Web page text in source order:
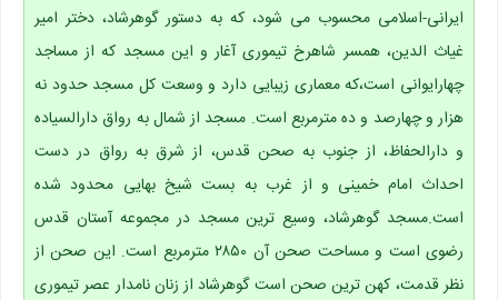
ایرانی-اسلامی محسوب می شود، که به دستور گوهرشاد، دختر امیر
غیاث الدین، همسر شاهرخ تیموری آغار و این مسجد که از مساجد
چهارایوانی است،که معماری زیبایی دارد و وسعت کل مسجد حدود نه
هزار و چهارصد و ده مترمربع است. مسجد از شمال به رواق دارالسیاده
و دارالحفاظ، از جنوب به صحن قدس، از شرق به رواق در دست
احداث امام خمینی و از غرب به بست شیخ بهایی محدود شده
است.مسجد گوهرشاد، وسیع ترین مسجد در مجموعه آستان قدس
رضوی است و مساحت صحن آن ۲۸۵۰ مترمربع است. این صحن از
نظر قدمت، کهن ترین صحن است گوهرشاد از زنان نامدار عصر تیموری